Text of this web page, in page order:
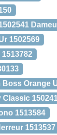
1502569
Orange
1513584
1513537